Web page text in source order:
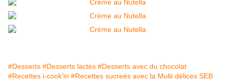
#Desserts #Desserts lactés #Desserts avec du chocolat
#Recettes i-cook'in #Recettes sucreés avec la Multi délices SEB